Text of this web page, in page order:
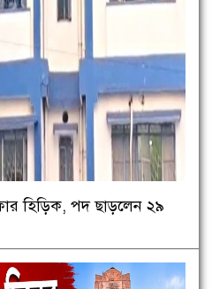
হিড়িক, পদ ছাড়লেন ২৯